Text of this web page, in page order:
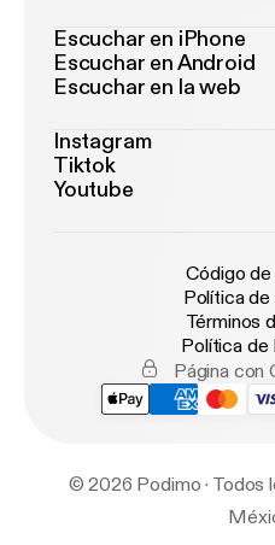
Escuchar en iPhone
Escuchar en Android
Escuchar en la web
Instagram
Tiktok
Youtube
Código
Política
Términos
Política de
Página con
© 2026 Podimo · Todos